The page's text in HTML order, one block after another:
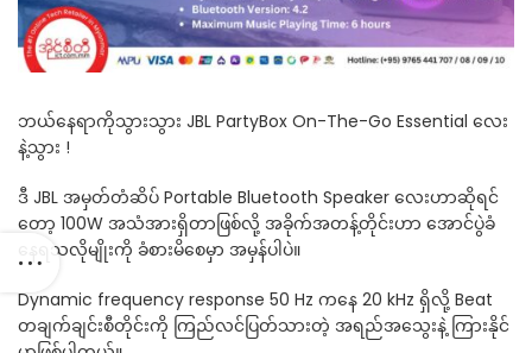
ဘယ်နေရာကိုသွားသွား JBL PartyBox On-The-Go Essential လေး
နဲ့သွား !
ဒီ JBL အမှတ်တံဆိပ် Portable Bluetooth Speaker လေးဟာဆိုရင်
တော့ 100W အသံအားရှိတာဖြစ်လို့ အခိုက်အတန့်တိုင်းဟာ အောင်ပွဲခံ
နေရသလိုမျိုးကို ခံစားမိစေမှာ အမှန်ပါပဲ။
Dynamic frequency response 50 Hz ကနေ 20 kHz ရှိလို့ Beat
တချက်ချင်းစီတိုင်းကို ကြည်လင်ပြတ်သားတဲ့ အရည်အသွေးနဲ့ ကြားနိုင်